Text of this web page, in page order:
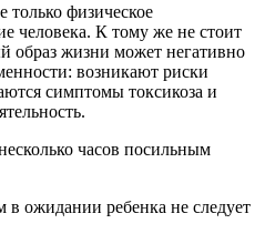
только физическое
человека. К тому же не стоит
образ жизни может негативно
возникают риски
симптомы токсикоза и
часов посильным
ожидании ребенка не следует